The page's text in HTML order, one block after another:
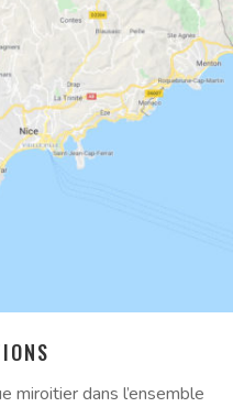
miroitier dans l’ensemble